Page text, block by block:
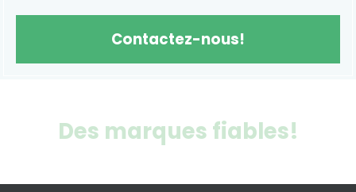
Contactez-nous!
Des marques fiables!